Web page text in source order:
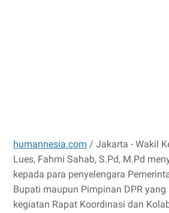
humannesia.com / Jakarta - Wakil
Lues, Fahmi Sahab, S.Pd, M.Pd
kepada para penyelengara
Bupati maupun Pimpinan DPR
kegiatan Rapat Koordinasi dan